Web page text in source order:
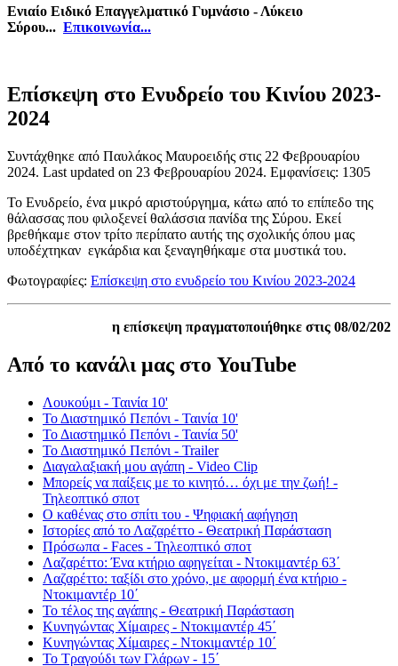
Ενιαίο Ειδικό Επαγγελματικό Γυμνάσιο - Λύκειο
Σύρου... Επικοινωνία...
Επίσκεψη στο Ενυδρείο του Κινίου 2023-
2024
Συντάχθηκε από Παυλάκος Μαυροειδής στις 22 Φεβρουαρίου
2024. Last updated on 23 Φεβρουαρίου 2024. Εμφανίσεις: 1305
Το Ενυδρείο, ένα μικρό αριστούργημα, κάτω από το επίπεδο της
θάλασσας που φιλοξενεί θαλάσσια πανίδα της Σύρου. Εκεί
βρεθήκαμε στον τρίτο περίπατο αυτής της σχολικής όπου μας
υποδέχτηκαν εγκάρδια και ξεναγηθήκαμε στα μυστικά του.
Φωτογραφίες: Επίσκεψη στο ενυδρείο του Κινίου 2023-2024
η επίσκεψη πραγματοποιήθηκε στις 08/02/202
Από το κανάλι μας στο YouTube
Λουκούμι - Ταινία 10'
Το Διαστημικό Πεπόνι - Ταινία 10'
Το Διαστημικό Πεπόνι - Ταινία 50'
Το Διαστημικό Πεπόνι - Trailer
Διαγαλαξιακή μου αγάπη - Video Clip
Μπορείς να παίξεις με το κινητό… όχι με την ζωή! -
Τηλεοπτικό σποτ
Ο καθένας στο σπίτι του - Ψηφιακή αφήγηση
Ιστορίες από το Λαζαρέττο - Θεατρική Παράσταση
Πρόσωπα - Faces - Τηλεοπτικό σποτ
Λαζαρέττο: Ένα κτήριο αφηγείται - Ντοκιμαντέρ 63΄
Λαζαρέττο: ταξίδι στο χρόνο, με αφορμή ένα κτήριο -
Ντοκιμαντέρ 10΄
Το τέλος της αγάπης - Θεατρική Παράσταση
Κυνηγώντας Χίμαιρες - Ντοκιμαντέρ 45΄
Κυνηγώντας Χίμαιρες - Ντοκιμαντέρ 10΄
Το Τραγούδι των Γλάρων - 15΄